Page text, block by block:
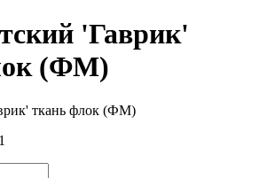
'Гаврик'
(ФМ)
ткань флок (ФМ)